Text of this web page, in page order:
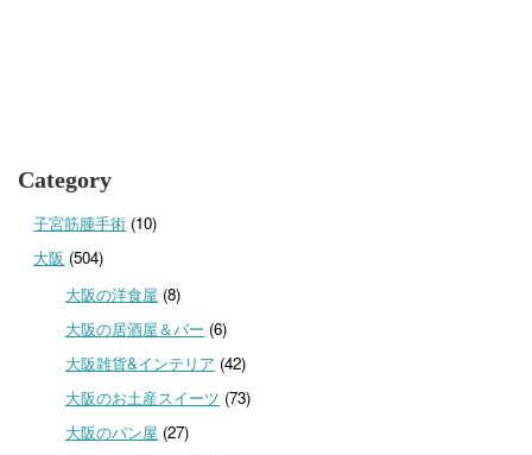
Category
子宮筋腫手術 (10)
大阪 (504)
大阪の洋食屋 (8)
大阪の居酒屋＆バー (6)
大阪雑貨&インテリア (42)
大阪のお土産スイーツ (73)
大阪のパン屋 (27)